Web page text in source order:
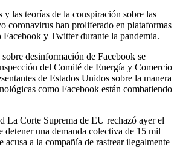
y las teorías de la conspiración sobre las
coronavirus han proliferado en plataformas
Facebook y Twitter durante la pandemia.
desinformación de Facebook se
del Comité de Energía y Comercio
de Estados Unidos sobre la manera
como Facebook están combatiendo
La Corte Suprema de EU rechazó ayer el
detener una demanda colectiva de 15 mil
acusa a la compañía de rastrear ilegalmente